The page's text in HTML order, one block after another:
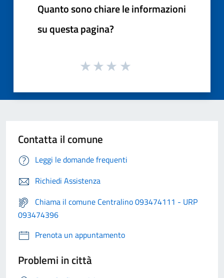
Quanto sono chiare le informazioni
su questa pagina?
Contatta il comune
Leggi le domande frequenti
Richiedi Assistenza
Chiama il comune Centralino 093474111 - URP
093474396
Prenota un appuntamento
Problemi in città